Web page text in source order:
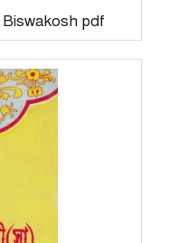
Biswakosh pdf